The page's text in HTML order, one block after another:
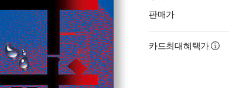
판매가
카드최대혜택가